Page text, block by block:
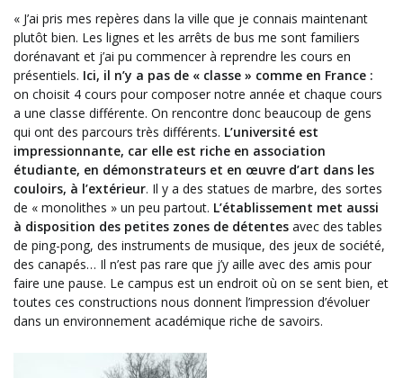
« ‌ J’ai pris mes repères dans la ville que je connais maintenant
plutôt bien. Les lignes et les arrêts de bus me sont familiers
dorénavant et j’ai pu commencer à reprendre les cours en
présentiels. Ici, il n’y a pas de « classe » comme en France :
on choisit 4 cours pour composer notre année et chaque cours
a une classe différente. On rencontre donc beaucoup de gens
qui ont des parcours très différents. L’université est
impressionnante, car elle est riche en association
étudiante, en démonstrateurs et en œuvre d’art dans les
couloirs, à l’extérieur. Il y a des statues de marbre, des sortes
de « monolithes » un peu partout. L’établissement met aussi
à disposition des petites zones de détentes avec des tables
de ping-pong, des instruments de musique, des jeux de société,
des canapés… Il n’est pas rare que j’y aille avec des amis pour
faire une pause. Le campus est un endroit où on se sent bien, et
toutes ces constructions nous donnent l’impression d’évoluer
dans un environnement académique riche de savoirs.